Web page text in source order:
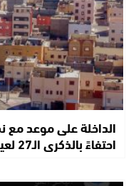
الداخلة على موعد مع
احتفاءً بالذكرى الـ27 لعيد العرش